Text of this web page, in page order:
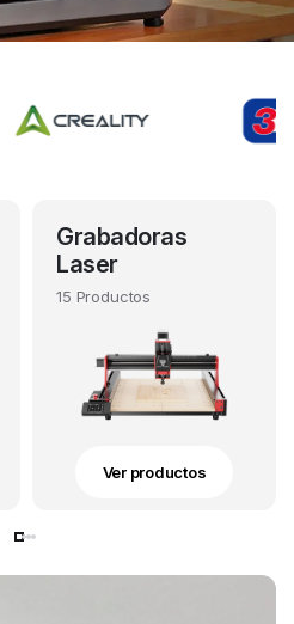
Grabadoras
Laser
15 Productos
Ver productos